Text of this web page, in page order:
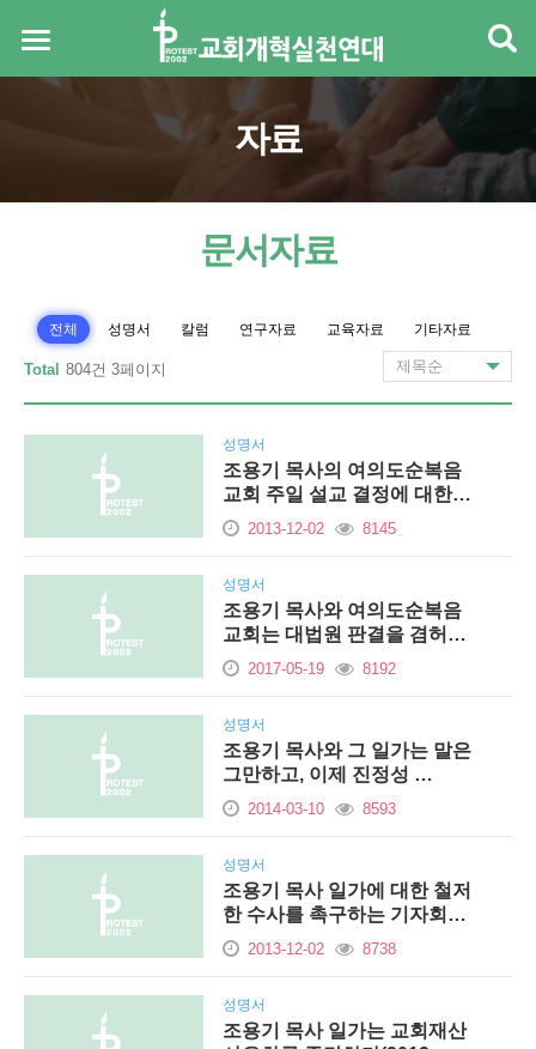
자료
문서자료
전체 성명서 칼럼 연구자료 교육자료 기타자료
Total 804건 3페이지
성명서
조용기 목사의 여의도순복음
교회 주일 설교 결정에 대한
…
2013-12-02 8145
성명서
조용기 목사와 여의도순복음
교회는 대법원 판결을 겸허히
…
2017-05-19 8192
성명서
조용기 목사와 그 일가는 말은
그만하고, 이제 진정성 …
2014-03-10 8593
성명서
조용기 목사 일가에 대한 철저
한 수사를 촉구하는 기자회…
2013-12-02 8738
성명서
조용기 목사 일가는 교회재산